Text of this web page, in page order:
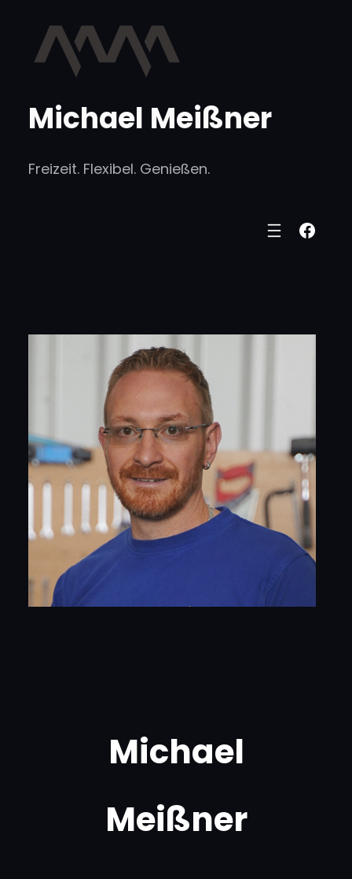
Inhalt
springen
Michael Meißner
Freizeit. Flexibel. Genießen.
Michael
Meißner